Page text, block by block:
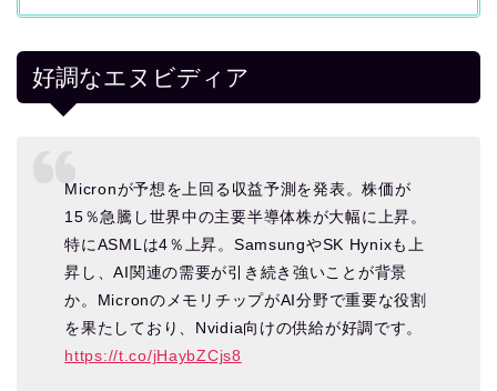
好調なエヌビディア
Micronが予想を上回る収益予測を発表。株価が
15％急騰し世界中の主要半導体株が大幅に上昇。
特にASMLは4％上昇。SamsungやSK Hynixも上
昇し、AI関連の需要が引き続き強いことが背景
か。MicronのメモリチップがAI分野で重要な役割
を果たしており、Nvidia向けの供給が好調です。
https://t.co/jHaybZCjs8